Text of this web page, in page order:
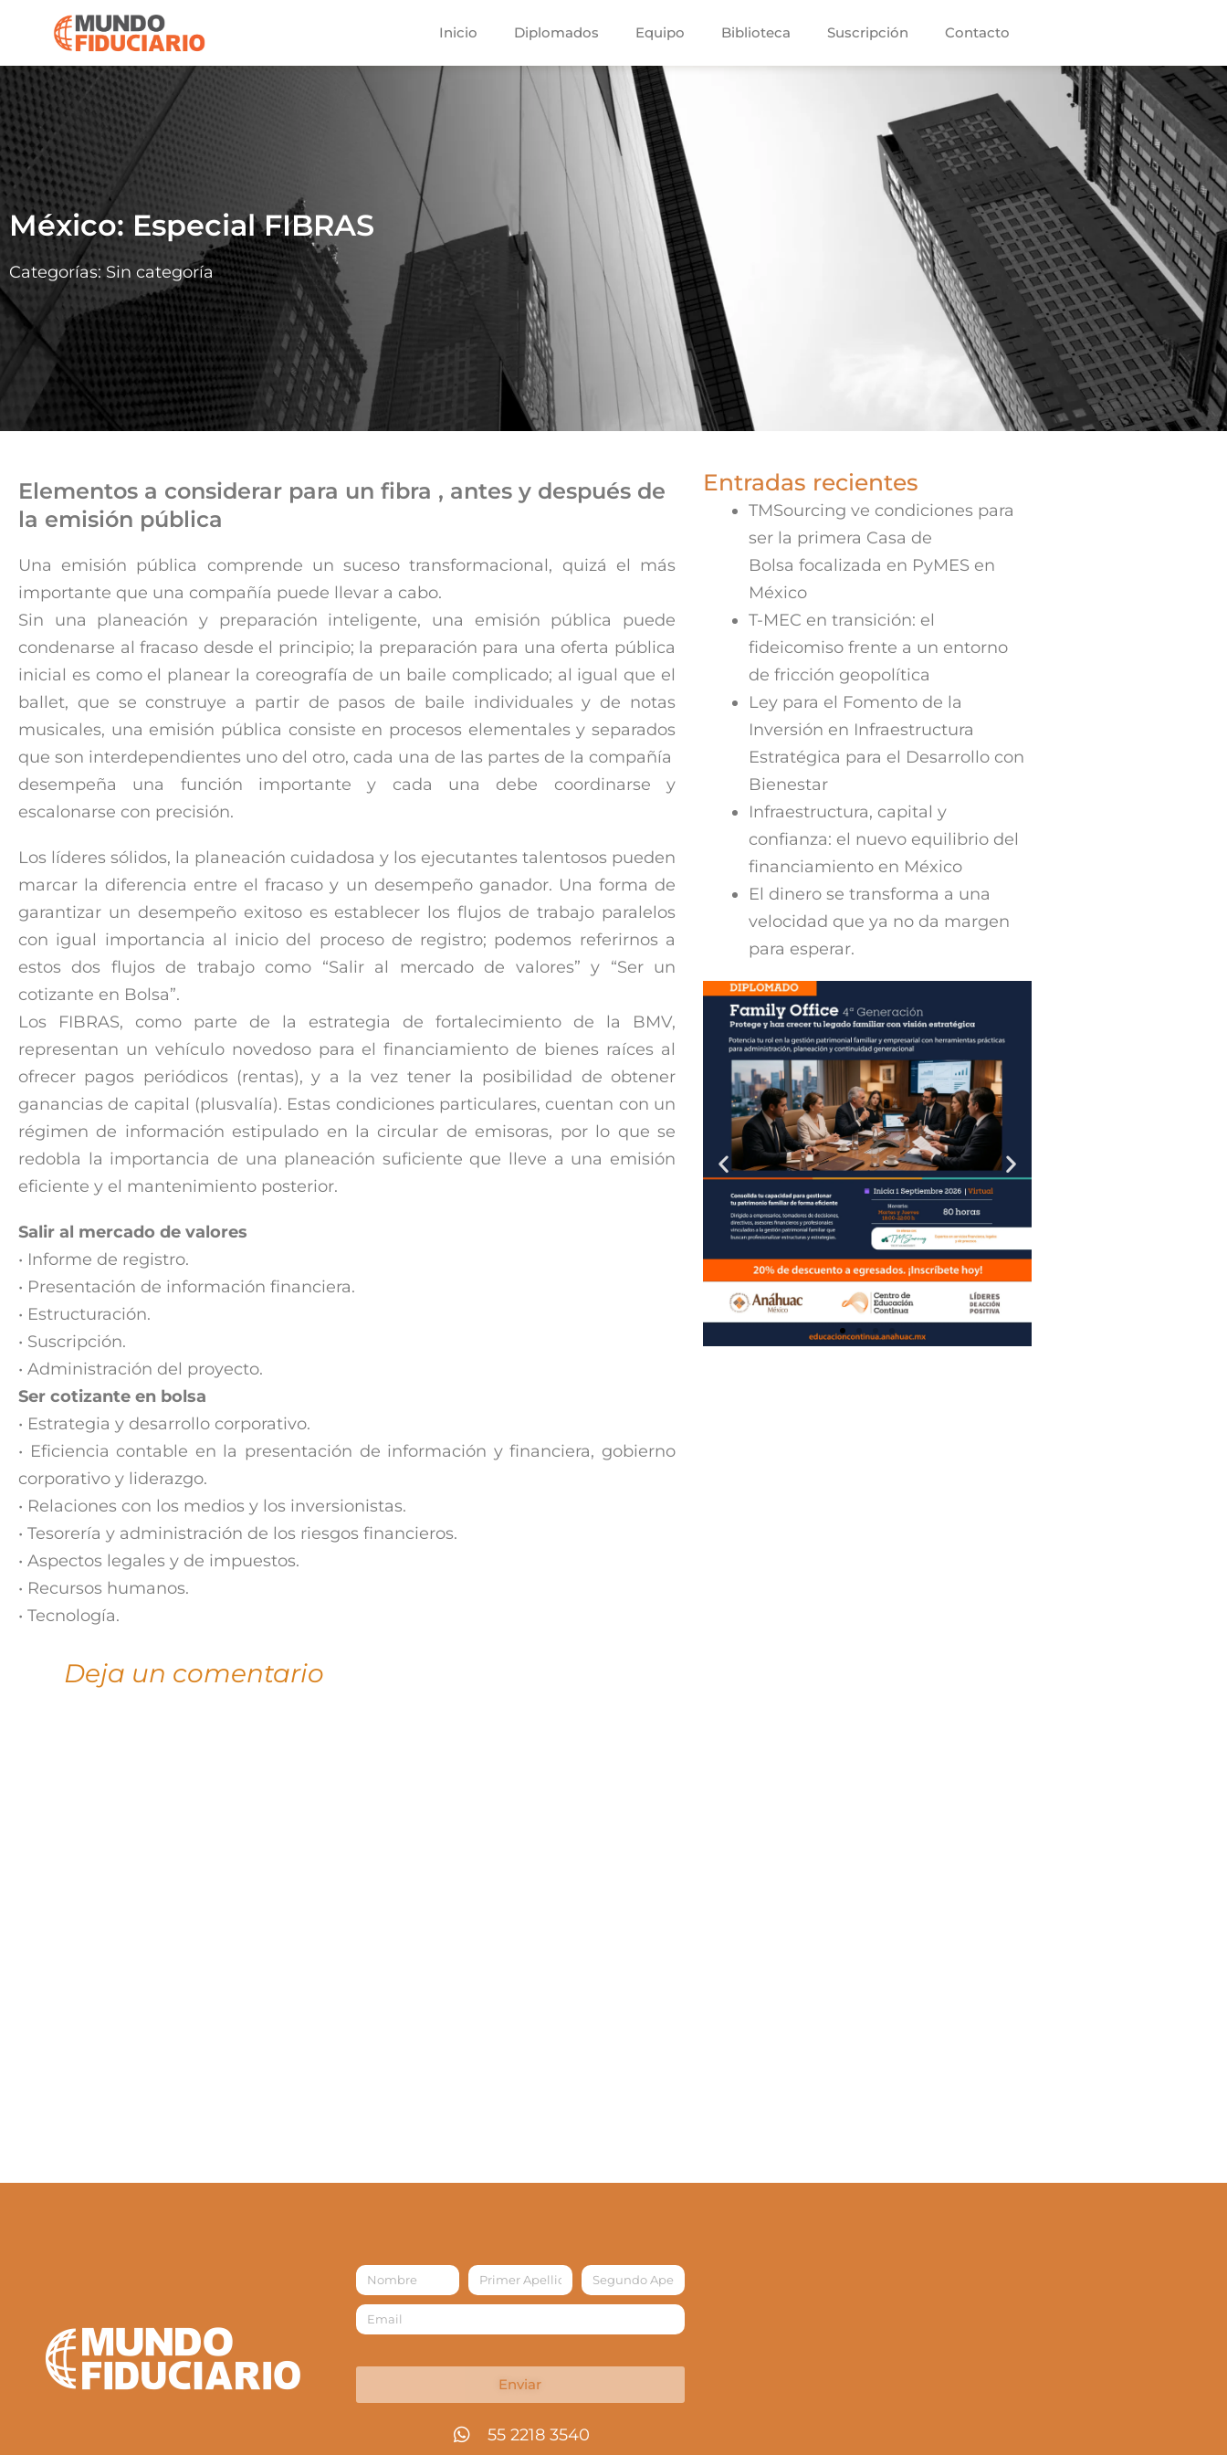
Inicio Diplomados Equipo Biblioteca Suscripción Contacto
México: Especial FIBRAS
Categorías:Sin categoría
Elementos a considerar para un fibra , antes y después de
la emisión pública
Una emisión pública comprende un suceso transformacional, quizá el más
importante que una compañía puede llevar a cabo.
Sin una planeación y preparación inteligente, una emisión pública puede
condenarse al fracaso desde el principio; la preparación para una oferta pública
inicial es como el planear la coreografía de un baile complicado; al igual que el
ballet, que se construye a partir de pasos de baile individuales y de notas
musicales, una emisión pública consiste en procesos elementales y separados
que son interdependientes uno del otro, cada una de las partes de la compañía
desempeña una función importante y cada una debe coordinarse y
escalonarse con precisión.
Los líderes sólidos, la planeación cuidadosa y los ejecutantes talentosos pueden
marcar la diferencia entre el fracaso y un desempeño ganador. Una forma de
garantizar un desempeño exitoso es establecer los flujos de trabajo paralelos
con igual importancia al inicio del proceso de registro; podemos referirnos a
estos dos flujos de trabajo como “Salir al mercado de valores” y “Ser un
cotizante en Bolsa”.
Los FIBRAS, como parte de la estrategia de fortalecimiento de la BMV,
representan un vehículo novedoso para el financiamiento de bienes raíces al
ofrecer pagos periódicos (rentas), y a la vez tener la posibilidad de obtener
ganancias de capital (plusvalía). Estas condiciones particulares, cuentan con un
régimen de información estipulado en la circular de emisoras, por lo que se
redobla la importancia de una planeación suficiente que lleve a una emisión
eficiente y el mantenimiento posterior.
Salir al mercado de valores
• Informe de registro.
• Presentación de información financiera.
• Estructuración.
• Suscripción.
• Administración del proyecto.
Ser cotizante en bolsa
• Estrategia y desarrollo corporativo.
• Eficiencia contable en la presentación de información y financiera, gobierno
corporativo y liderazgo.
• Relaciones con los medios y los inversionistas.
• Tesorería y administración de los riesgos financieros.
• Aspectos legales y de impuestos.
• Recursos humanos.
• Tecnología.
Deja un comentario
Entradas recientes
TMSourcing ve condiciones para
ser la primera Casa de
Bolsa focalizada en PyMES en
México
T-MEC en transición: el
fideicomiso frente a un entorno
de fricción geopolítica
Ley para el Fomento de la
Inversión en Infraestructura
Estratégica para el Desarrollo con
Bienestar
Infraestructura, capital y
confianza: el nuevo equilibrio del
financiamiento en México
El dinero se transforma a una
velocidad que ya no da margen
para esperar.
Enviar
55 2218 3540